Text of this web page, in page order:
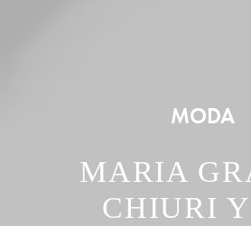
MODA
MARIA
CHIURI